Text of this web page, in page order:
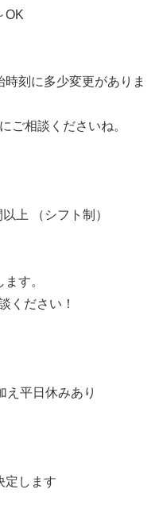
OK
刻に多少変更がありま
ご相談くださいね。
上 （シフト制）
す。
ください！
平日休みあり
定します